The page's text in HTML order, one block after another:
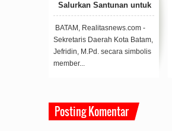
Salurkan Santunan untuk
200 Disabilitas
BATAM, Realitasnews.com -
Sekretaris Daerah Kota Batam,
Jefridin, M.Pd. secara simbolis
member...
Posting Komentar